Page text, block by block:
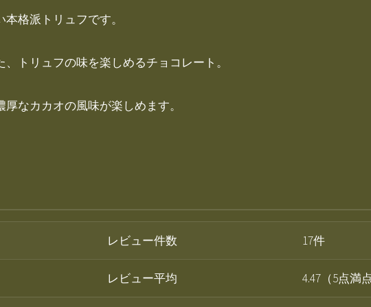
格派トリュフです。
トリュフの味を楽しめるチョコレート。
なカカオの風味が楽しめます。
レビュー件数 17件
レビュー平均 4.47（5点満